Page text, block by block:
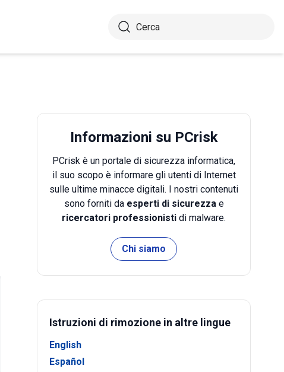
Informazioni su PCrisk
PCrisk è un portale di sicurezza informatica,
il suo scopo è informare gli utenti di Internet
sulle ultime minacce digitali. I nostri contenuti
sono forniti da esperti di sicurezzae
ricercatori professionisti di malware.
Chi siamo
Istruzioni di rimozione in altre lingue
English
Español